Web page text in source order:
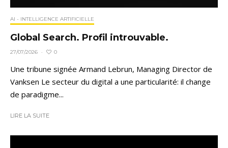
AI - INTELLIGENCE ARTIFICIELLE
Global Search. Profil introuvable.
27/07/2026 · 0
Une tribune signée Armand Lebrun, Managing Director de
Vanksen Le secteur du digital a une particularité: il change
de paradigme...
LIRE LA SUITE